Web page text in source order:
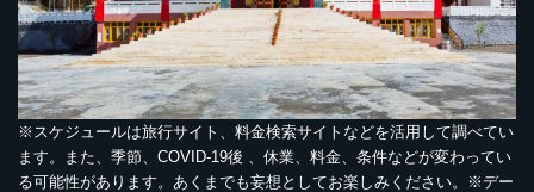
※スケジュールは旅行サイト、料金検索サイトなどを活用して調べてい
ます。また、季節、COVID-19後 、休業、料金、条件などが変わってい
る可能性があります。あくまでも妄想としてお楽しみください。※デー